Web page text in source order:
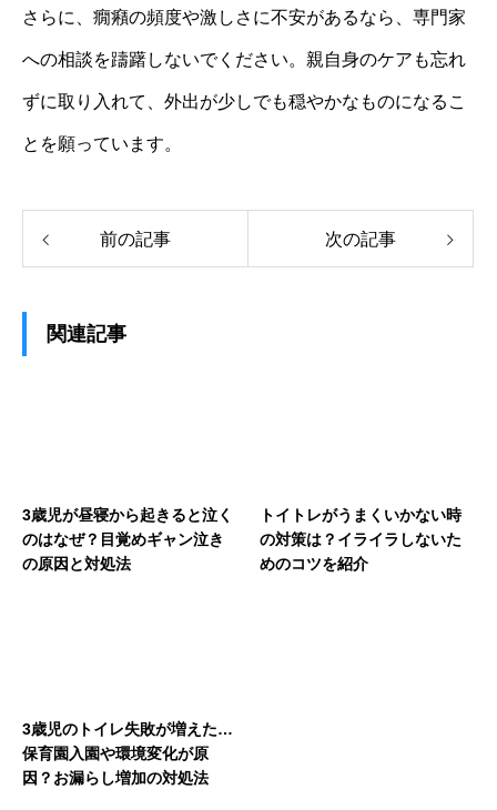
さらに、癇癪の頻度や激しさに不安があるなら、専門家
への相談を躊躇しないでください。親自身のケアも忘れ
ずに取り入れて、外出が少しでも穏やかなものになるこ
とを願っています。
前の記事 次の記事
関連記事
3歳児が昼寝から起きると泣く
のはなぜ？目覚めギャン泣き
の原因と対処法
トイトレがうまくいかない時
の対策は？イライラしないた
めのコツを紹介
3歳児のトイレ失敗が増えた…
保育園入園や環境変化が原
因？お漏らし増加の対処法